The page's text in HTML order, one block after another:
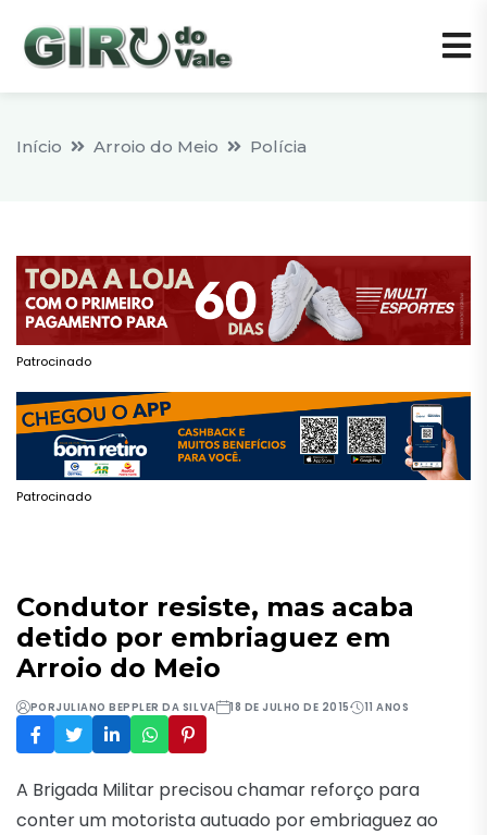
Início Arroio do Meio Polícia
Patrocinado
Patrocinado
Condutor resiste, mas acaba
detido por embriaguez em
Arroio do Meio
PORJULIANO BEPPLER DA SILVA 18 DE JULHO DE 2015 11 ANOS
A Brigada Militar precisou chamar reforço para
conter um motorista autuado por embriaguez ao